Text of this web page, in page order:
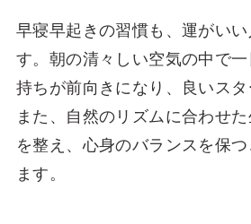
早寝早起きの習慣も、運がい
す。朝の清々しい空気の中で
持ちが前向きになり、良いスタ
また、自然のリズムに合わせ
を整え、心身のバランスを保
ます。